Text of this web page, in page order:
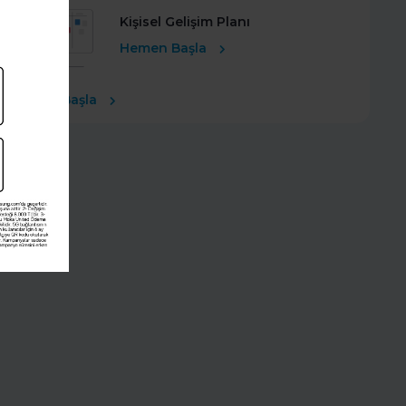
Kişisel Gelişim Planı
Hemen Başla
Ücretsiz Başla